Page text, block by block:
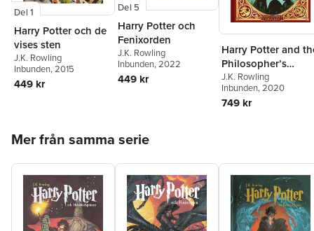
Del 1
Harry Potter och de
vises sten
J.K. Rowling
Inbunden, 2015
449 kr
Del 5
Harry Potter och
Fenixorden
J.K. Rowling
Inbunden, 2022
449 kr
Harry Potter and
Philosopher’s
Stone: MinaLima
Edition
J.K. Rowling
Inbunden, 2020
749 kr
Mer från samma serie